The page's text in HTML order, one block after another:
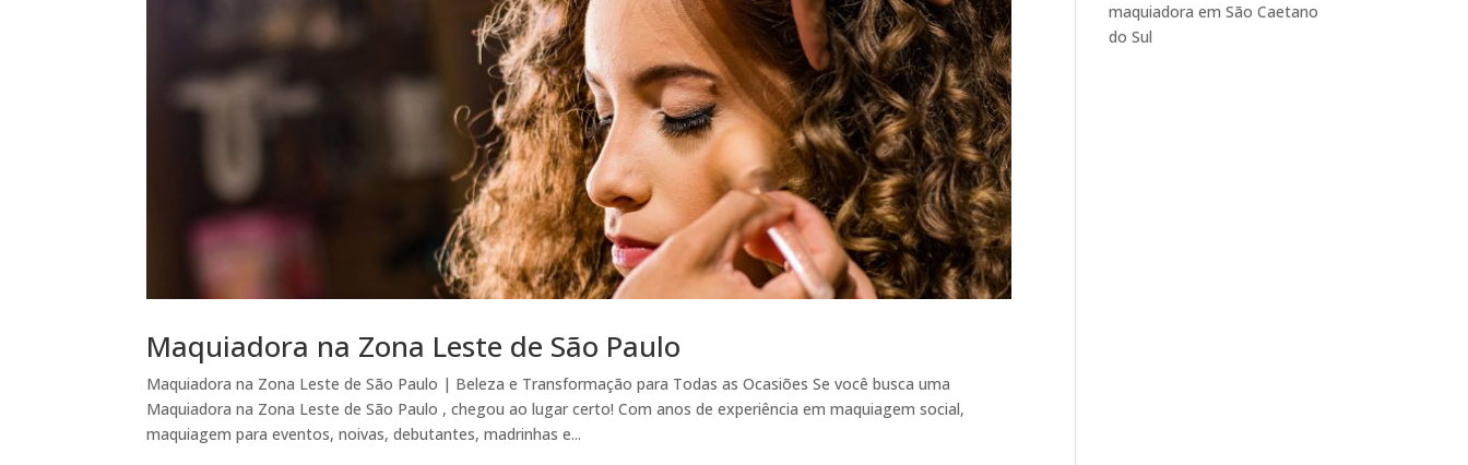
Maquiadora na Zona Leste de São Paulo
Maquiadora na Zona Leste de São Paulo | Beleza e Transformação para Todas as Ocasiões Se você busca uma
Maquiadora na Zona Leste de São Paulo , chegou ao lugar certo! Com anos de experiência em maquiagem social,
maquiagem para eventos, noivas, debutantes, madrinhas e...
maquiadora em São Caetano
do Sul